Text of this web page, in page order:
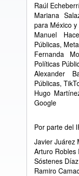
Raúl
Mariana
para México
Manuel
Públicas, Meta
Fernanda
Políticas
Alexander
Públicas,
Hugo
Google
Por parte del
Javier Juárez
Arturo Robles
Sóstenes
Ramiro